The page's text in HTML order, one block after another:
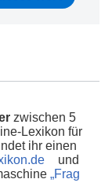
zwischen 5
Lexikon für
ihr einen
und
„Frag